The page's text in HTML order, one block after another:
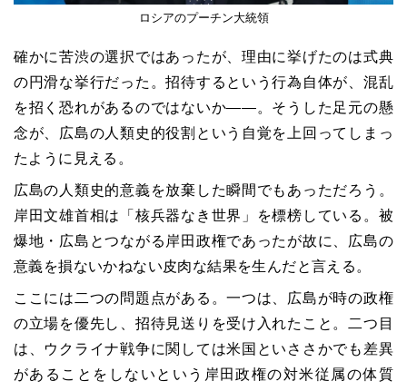
ロシアのプーチン大統領
確かに苦渋の選択ではあったが、理由に挙げたのは式典
の円滑な挙行だった。招待するという行為自体が、混乱
を招く恐れがあるのではないか――。そうした足元の懸
念が、広島の人類史的役割という自覚を上回ってしまっ
たように見える。
広島の人類史的意義を放棄した瞬間でもあっただろう。
岸田文雄首相は「核兵器なき世界」を標榜している。被
爆地・広島とつながる岸田政権であったが故に、広島の
意義を損ないかねない皮肉な結果を生んだと言える。
ここには二つの問題点がある。一つは、広島が時の政権
の立場を優先し、招待見送りを受け入れたこと。二つ目
は、ウクライナ戦争に関しては米国といささかでも差異
があることをしないという岸田政権の対米従属の体質